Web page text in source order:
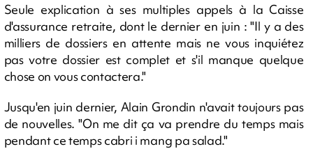
Seule explication à ses multiples appels à la Caisse
d'assurance retraite, dont le dernier en juin : "Il y a des
milliers de dossiers en attente mais ne vous inquiétez
pas votre dossier est complet et s'il manque quelque
chose on vous contactera."
Jusqu'en juin dernier, Alain Grondin n'avait toujours pas
de nouvelles. "On me dit ça va prendre du temps mais
pendant ce temps cabri i mang pa salad."